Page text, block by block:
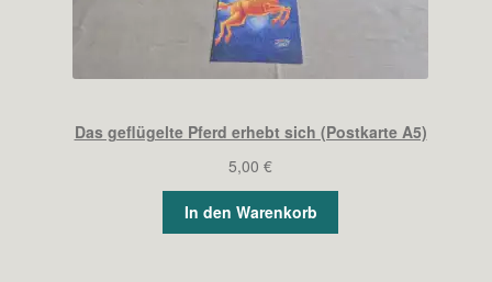
Das geflügelte Pferd erhebt sich (Postkarte A5)
5,00 €
In den Warenkorb